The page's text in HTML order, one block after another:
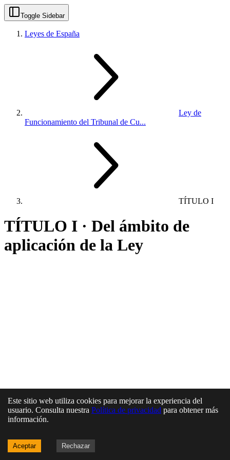
Toggle Sidebar
Leyes de España
Ley de
Funcionamiento del Tribunal de Cu...
TÍTULO I
TÍTULO I · Del ámbito de
aplicación de la Ley
Este sitio web utiliza cookies para mejorar la experiencia del
usuario. Consulta nuestra Política de privacidad para obtener más
información.
Aceptar Rechazar